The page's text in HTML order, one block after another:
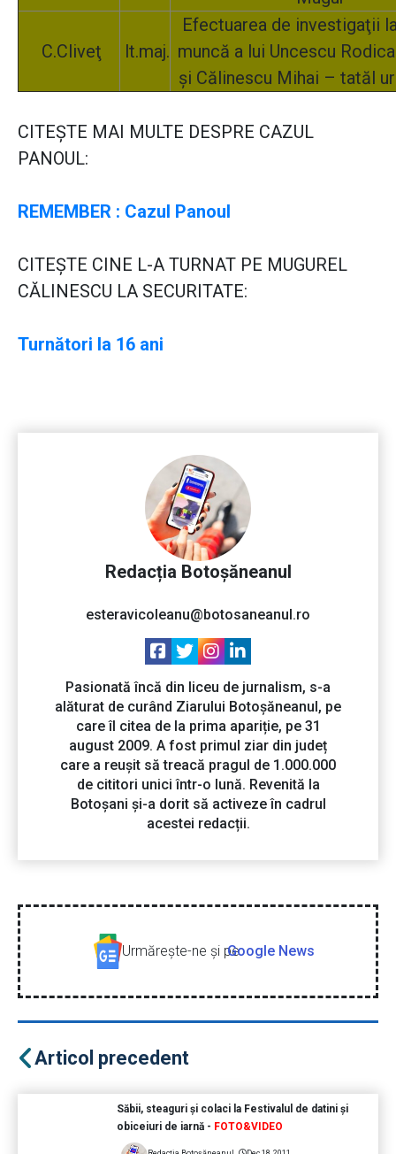
C.Cliveţ lt.maj.
Efectuarea de investigaţii
muncă a lui Uncescu
şi Călinescu Mihai – tatăl
CITEŞTE MAI MULTE DESPRE CAZUL
PANOUL:
REMEMBER : Cazul Panoul
CITEŞTE CINE L-A TURNAT PE MUGUREL
CĂLINESCU LA SECURITATE:
Turnători la 16 ani
Redacția Botoșăneanul
esteravicoleanu@botosaneanul.ro
Pasionată încă din liceu de jurnalism, s-a
alăturat de curând Ziarului Botoșăneanul, pe
care îl citea de la prima apariție, pe 31
august 2009. A fost primul ziar din județ
care a reușit să treacă pragul de 1.000.000
de cititori unici într-o lună. Revenită la
Botoșani și-a dorit să activeze în cadrul
acestei redacții.
Urmăreşte-ne şi peGoogle News
Articol precedent
Săbii, steaguri și colaci la Festivalul de datini și
obiceiuri de iarnă - FOTO&VIDEO